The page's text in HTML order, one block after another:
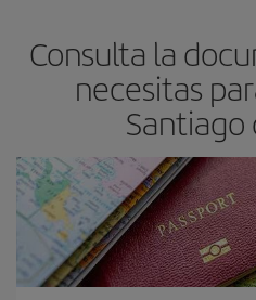
Consulta la
necesitas
Santiago